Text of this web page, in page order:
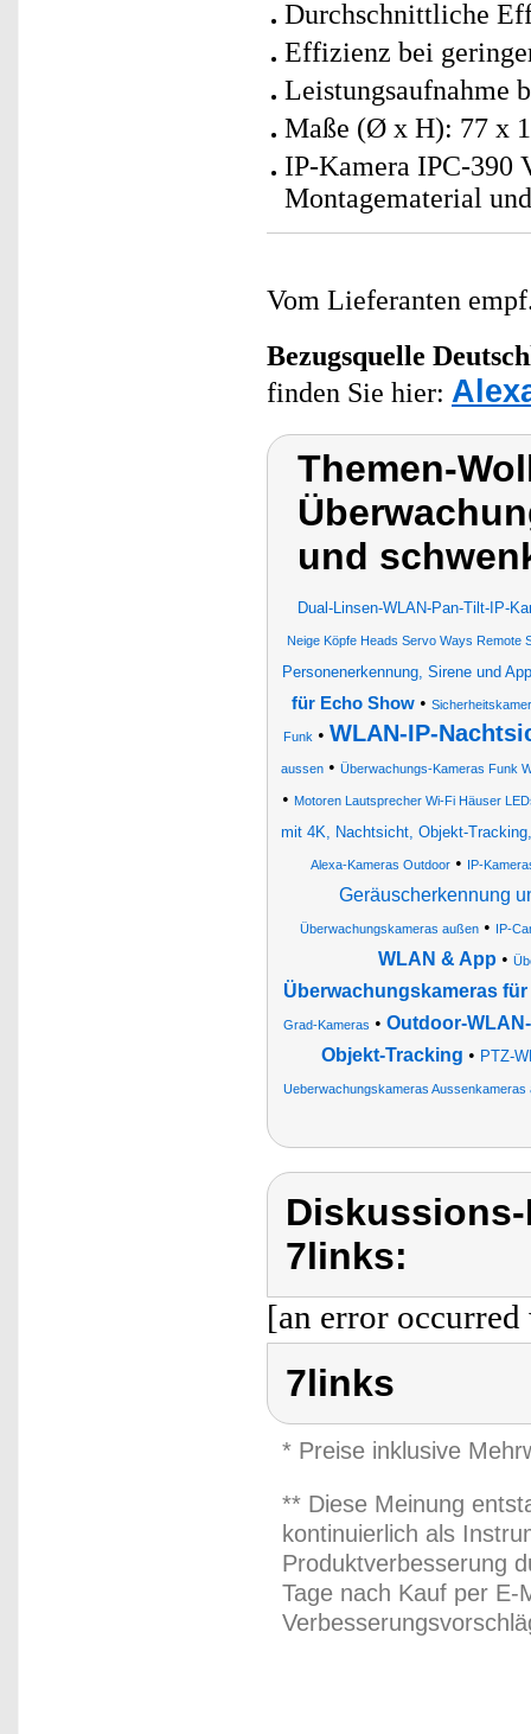
Durchschnittliche
Effizienz bei
Leistungsaufnahme
Maße (Ø x H): 77 x
IP-Kamera IPC-390
Montagematerial
Vom Lieferanten
Bezugsquelle
finden Sie hier:
Themen-
und
Dual-Linsen-WLAN-Pan-Tilt-IP-
Neige Köpfe Heads Servo Ways Remote
Personenerkennung, Sirene und App
für Echo Show•
Funk • WLAN-IP-
aussen • Überwachungs-Kameras Funk
• Motoren Lautsprecher Wi-Fi Häuser
mit 4K, Nachtsicht, Objekt-
Alexa-Kameras Outdoor • IP-
Geräuscherkennung
Überwachungskameras außen• IP-
WLAN & App•
Überwachungskameras
Grad-Kameras • Outdoor-
Objekt-Tracking • PTZ-
Ueberwachungskameras
7links:
[an error
7links
* Preise inklusive
** Diese Meinung
kontinuierlich als
Produktverbesserung
Tage nach Kauf per E-